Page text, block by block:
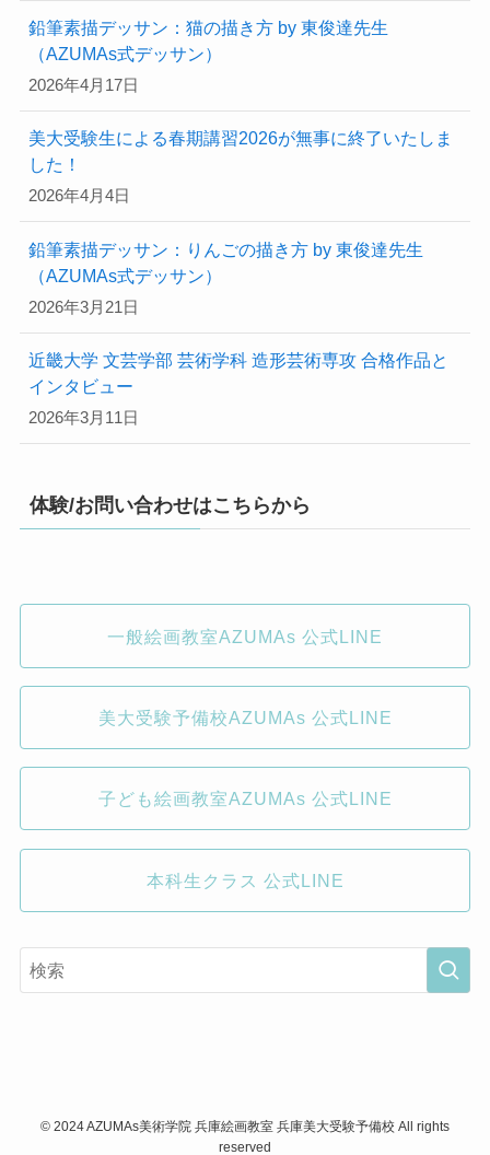
鉛筆素描デッサン：猫の描き方 by 東俊達先生
（AZUMAs式デッサン）
2026年4月17日
美大受験生による春期講習2026が無事に終了いたしま
した！
2026年4月4日
鉛筆素描デッサン：りんごの描き方 by 東俊達先生
（AZUMAs式デッサン）
2026年3月21日
近畿大学 文芸学部 芸術学科 造形芸術専攻 合格作品と
インタビュー
2026年3月11日
体験/お問い合わせはこちらから
一般絵画教室AZUMAs 公式LINE
美大受験予備校AZUMAs 公式LINE
子ども絵画教室AZUMAs 公式LINE
本科生クラス 公式LINE
© 2024 AZUMAs美術学院 兵庫絵画教室 兵庫美大受験予備校 All rights
reserved